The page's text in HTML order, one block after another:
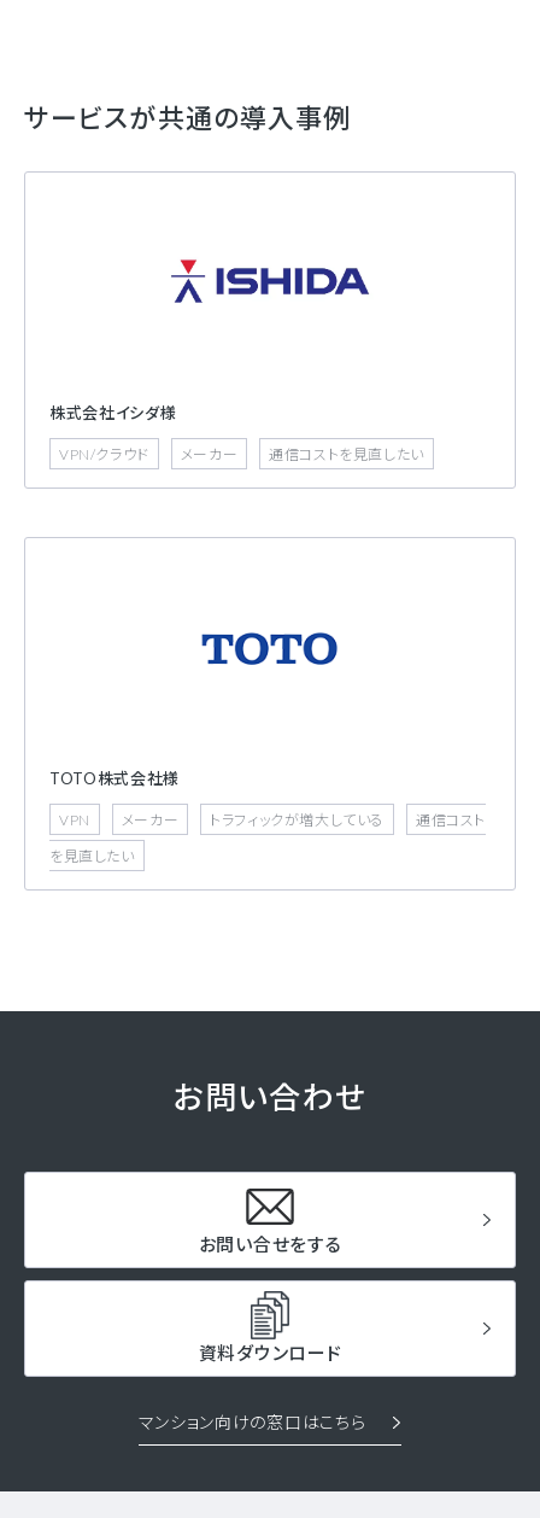
サービスが共通の導入事例
株式会社イシダ様
VPN/クラウド メーカー 通信コストを見直したい
TOTO株式会社様
VPN メーカー トラフィックが増大している
通信コスト
を見直したい
お問い合わせ
お問い合せをする
資料ダウンロード
マンション向けの窓口はこちら